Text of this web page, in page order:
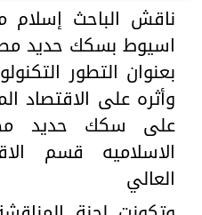
ناقش الباحث
اسيوط بسكك حديد
بعنوان التطور
وأثره على الاقتصاد
على سكك حديد
الاسلاميه قسم
العالي